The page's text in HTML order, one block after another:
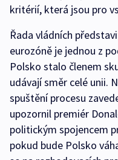
kritérií, která jsou pro
Řada vládních
eurozóně je jednou z
Polsko stalo členem
udávají směr celé unii.
spuštění procesu
upozornil premiér
politickým spojencem
pokud bude Polsko